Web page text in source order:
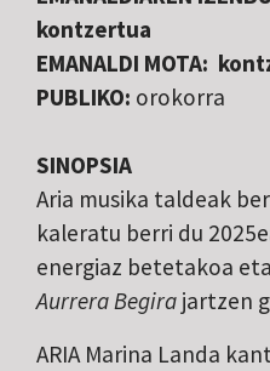
kontzertua
EMANALDI MOTA:
PUBLIKO: orokorra
SINOPSIA
Aria musika taldeak
kaleratu berri du
energiaz betetakoa
Aurrera Begira jartzen
ARIA Marina Landa